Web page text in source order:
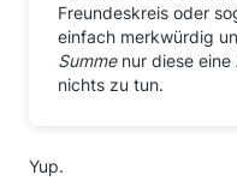
Freundeskreis oder
einfach merkwürdig
Summenur diese eine
nichts zu tun.
Yup.